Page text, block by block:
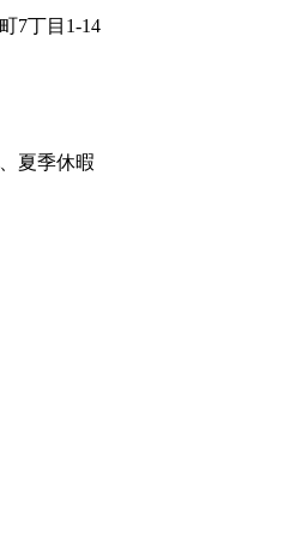
7丁目1-14
夏季休暇